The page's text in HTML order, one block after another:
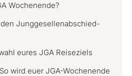
Wochenende?
Junggesellenabschied-
eures JGA Reiseziels
wird euer JGA-Wochenende